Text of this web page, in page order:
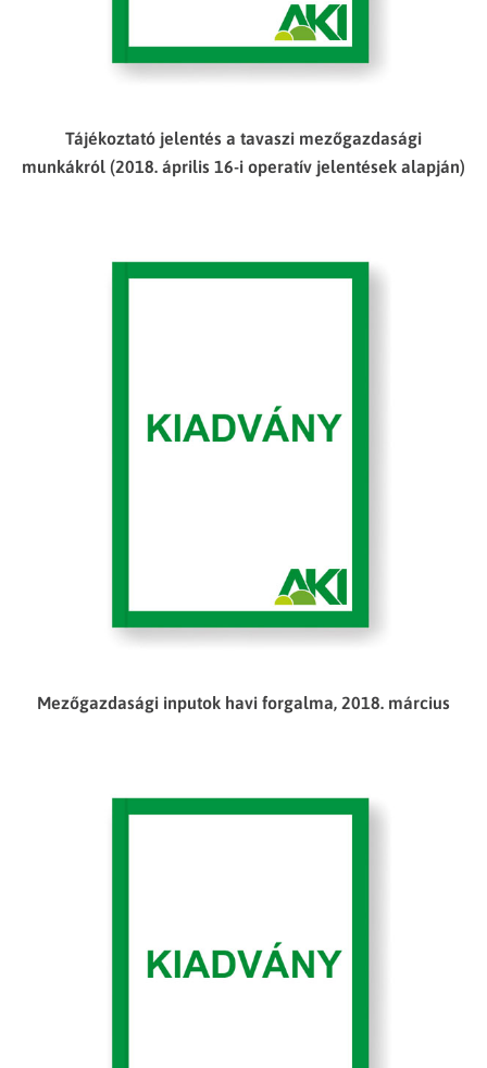
Tájékoztató jelentés a tavaszi mezőgazdasági
munkákról (2018. április 16-i operatív jelentések alapján)
Mezőgazdasági inputok havi forgalma, 2018. március